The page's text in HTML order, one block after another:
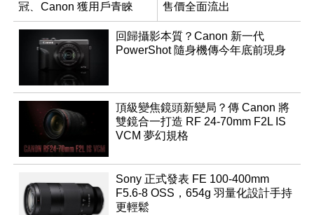
冠、Canon 獲用戶青睞
售價全面流出
回歸攝影本質？Canon 新一代
PowerShot 隨身機傳今年底前現身
頂級變焦鏡頭新變局？傳 Canon 將
雙鏡合一打造 RF 24-70mm F2L IS
VCM 夢幻規格
Sony 正式發表 FE 100-400mm
F5.6-8 OSS，654g 羽量化設計手持
更輕鬆